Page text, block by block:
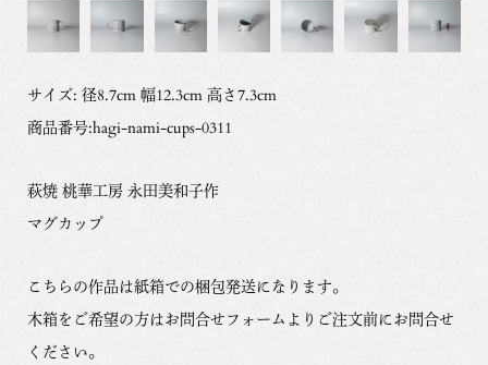
サイズ: 径8.7cm 幅12.3cm 高さ7.3cm
商品番号:hagi-nami-cups-0311
萩焼 桃華工房 永田美和子作
マグカップ
こちらの作品は紙箱での梱包発送になります。
木箱をご希望の方はお問合せフォームよりご注文前にお問合せ
ください。